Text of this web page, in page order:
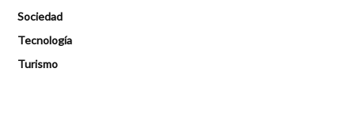
Sociedad
Tecnología
Turismo